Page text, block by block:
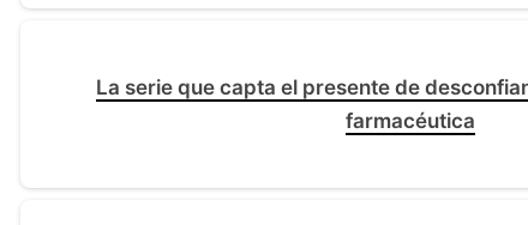
La serie que capta el presente de
farmacéutica